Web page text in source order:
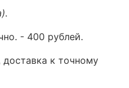
- 400 рублей.
доставка к точному